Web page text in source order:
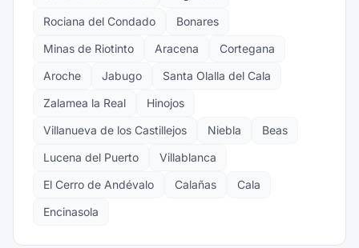
Rociana del Condado
Bonares
Minas de Riotinto
Aracena
Cortegana
Aroche
Jabugo
Santa Olalla del Cala
Zalamea la Real
Hinojos
Villanueva de los Castillejos
Niebla
Beas
Lucena del Puerto
Villablanca
El Cerro de Andévalo
Calañas
Cala
Encinasola